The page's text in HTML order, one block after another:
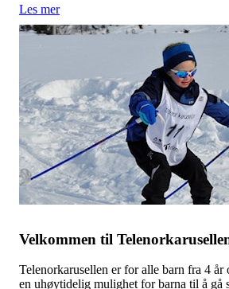
Les mer
Velkommen til
Telenorkarusellen er for alle barn fra 4
en uhøytidelig mulighet for barna til å gå